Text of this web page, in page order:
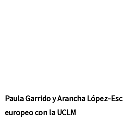
Paula Garrido y Arancha López-
europeo con la UCLM